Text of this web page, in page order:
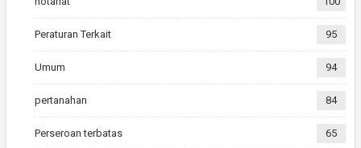
Peraturan Terkait 95
Umum 94
pertanahan 84
Perseroan terbatas 65